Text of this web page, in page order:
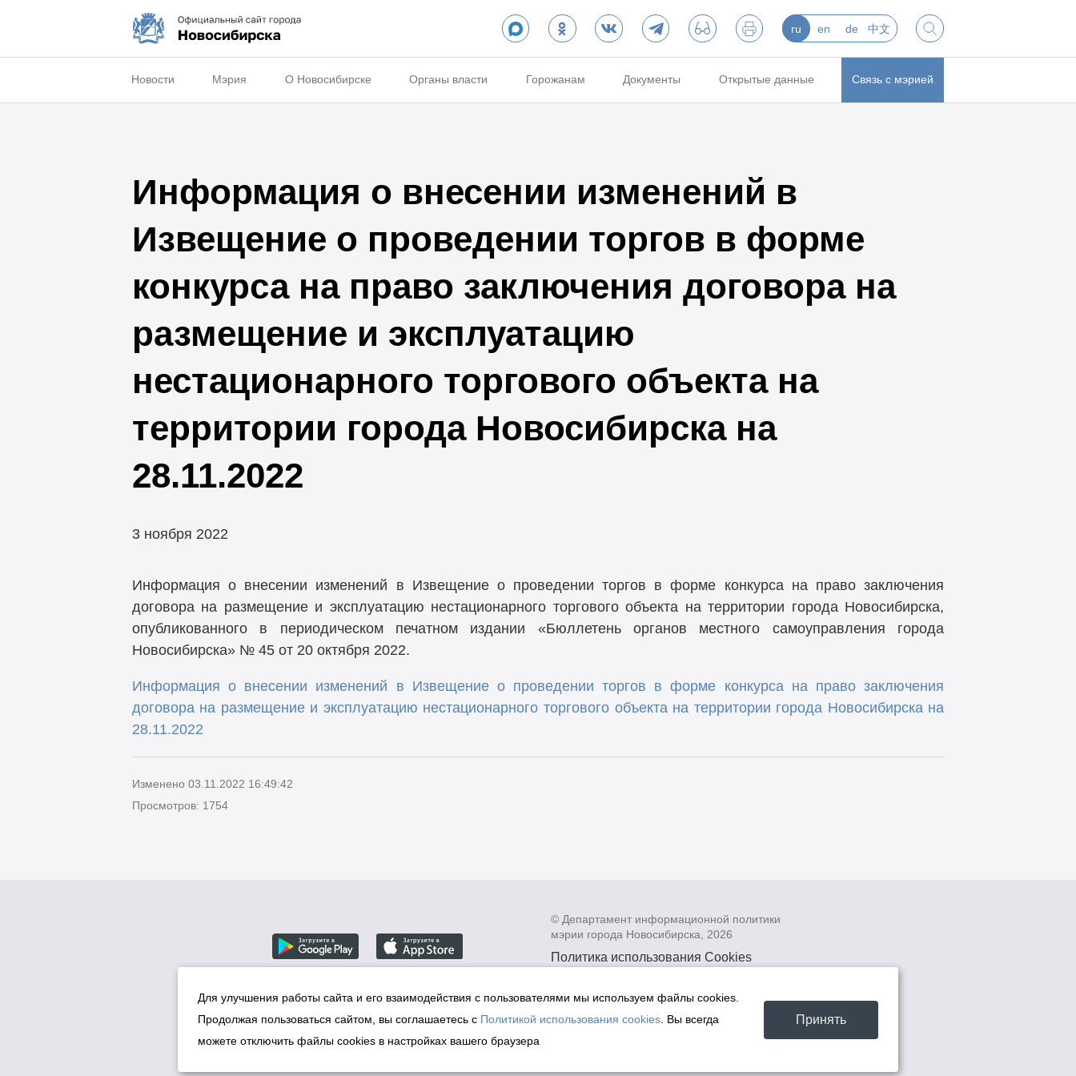
ru en de 中文
Новости Мэрия О Новосибирске Органы власти Горожанам Документы Открытые данные Связь с мэрией
Информация о внесении изменений в
Извещение о проведении торгов в форме
конкурса на право заключения договора на
размещение и эксплуатацию
нестационарного торгового объекта на
территории города Новосибирска на
28.11.2022
3 ноября 2022
Информация о внесении изменений в Извещение о проведении торгов в форме конкурса на право заключения
договора на размещение и эксплуатацию нестационарного торгового объекта на территории города Новосибирска,
опубликованного в периодическом печатном издании «Бюллетень органов местного самоуправления города
Новосибирска» № 45 от 20 октября 2022.
Информация о внесении изменений в Извещение о проведении торгов в форме конкурса на право заключения
договора на размещение и эксплуатацию нестационарного торгового объекта на территории города Новосибирска на
28.11.2022
Изменено 03.11.2022 16:49:42
Просмотров: 1754
© Департамент информационной политики
мэрии города Новосибирска, 2026
Политика использования Cookies
данных в информационных системах
мэрии города Новосибирска
Техническая поддержка сайта -
Для улучшения работы сайта и его взаимодействия с пользователями мы используем файлы cookies.
Продолжая пользоваться сайтом, вы соглашаетесь с Политикой использования cookies . Вы всегда
можете отключить файлы cookies в настройках вашего браузера
Принять